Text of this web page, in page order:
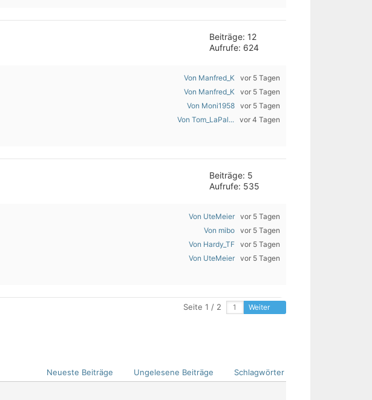
Beiträge: 12
Aufrufe: 624
Von Manfred_K vor 5 Tagen
Von Manfred_K vor 5 Tagen
Von Moni1958 vor 5 Tagen
Von Tom_LaPal... vor 4 Tagen
Beiträge: 5
Aufrufe: 535
Von UteMeier vor 5 Tagen
Von mibo vor 5 Tagen
Von Hardy_TF vor 5 Tagen
Von UteMeier vor 5 Tagen
Seite 1 / 2 Weiter
Neueste Beiträge Ungelesene Beiträge Schlagwörter